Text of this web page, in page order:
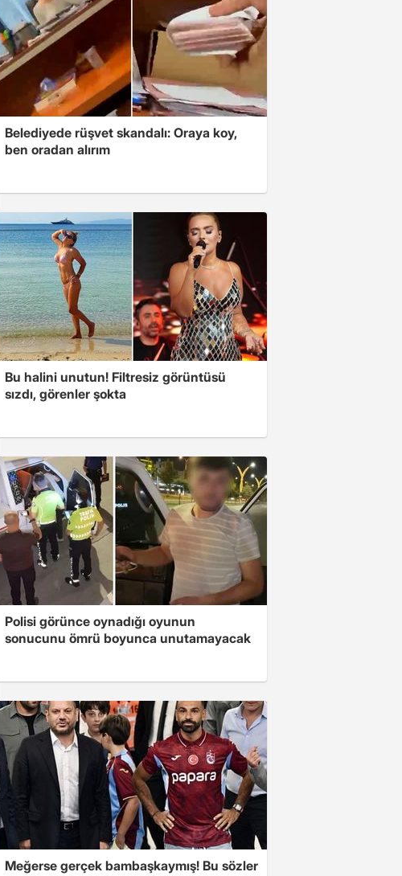
Belediyede rüşvet skandalı: Oraya koy,
ben oradan alırım
Bu halini unutun! Filtresiz görüntüsü
sızdı, görenler şokta
Polisi görünce oynadığı oyunun
sonucunu ömrü boyunca unutamayacak
Meğerse gerçek bambaşkaymış! Bu sözler